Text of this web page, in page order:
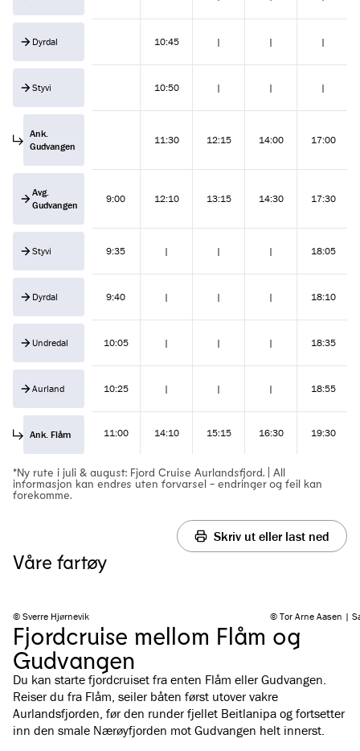
Dyrdal 10:45 | | |
Styvi 10:50 | | |
Ank.
Gudvangen
11:30 12:15 14:00 17:00
Avg.
Gudvangen
9:00 12:10 13:15 14:30 17:30
Styvi 9:35 | | | 18:05
Dyrdal 9:40 | | | 18:10
Undredal 10:05 | | | 18:35
Aurland 10:25 | | | 18:55
Ank. Flåm 11:00 14:10 15:15 16:30 19:30
*Ny rute i juli & august: Fjord Cruise Aurlandsfjord. | All
informasjon kan endres uten forvarsel - endringer og feil kan
forekomme.
Skriv ut eller last ned
Våre fartøy
© Sverre Hjørnevik © Tor Arne Aasen |
Fjordcruise mellom Flåm og
Gudvangen
Du kan starte fjordcruiset fra enten Flåm eller Gudvangen.
Reiser du fra Flåm, seiler båten først utover vakre
Aurlandsfjorden, før den runder fjellet Beitlanipa og fortsetter
inn den smale Nærøyfjorden mot Gudvangen helt innerst.